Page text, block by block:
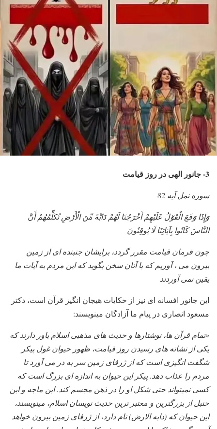
3- جانور الهی در روز قیامت
سوره نمل آیه 82
وَإِذَا وَقَعَ الْقَوْلُ عَلَيْهِمْ أَخْرَجْنَا لَهُمْ دَابَّةً مِّنَ الْأَرْضِ تُكَلِّمُهُمْ أَنَّ
النَّاسَ كَانُوا بِآيَاتِنَا لَا يُوقِنُونَ
چون فرمان قيامت مقرر گردد، برايشان جنبنده ای از زمين
بيرون می ، آوريم که با آنان سخن بگويد که اين مردم به آيات ما
يقين نمی آوردند
این جانور افسانه ای نیز از حکایات هیجان انگیز قرآن است، دکتر
مسعود انصاری در پیام ما آزادگان مینویسند:
«تمام قرآن ها، نوشتارها و حدیث های مذهبی اسلام باور دارند که
یکی از نشانه های رسیدن روز قیامت، ظهور حیوان غول پیکر
شگفت انگیزی است که از ژرفای زمین سر به در می آورد تا
مردم را عذاب دهد. پیکر این حیوان به اندازه ای بزرگ است که
کسی نمیتواند حتی شکل او را در ذهن مجسم کند. ابن ماجه و ابن
حنبل از بزرگترین و معتبر ترین حدیث نویسان اسلام، مینویسند،
این حیوان که (دابه الارض) نام دارد، از ژرفای زمین بیرون خواهد